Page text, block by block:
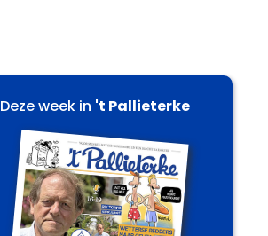
Deze week in 't Pallieterke